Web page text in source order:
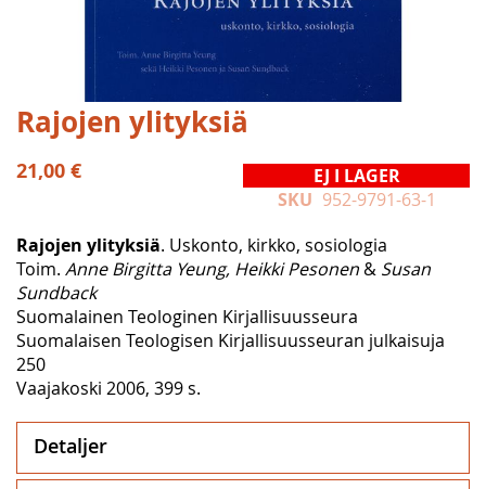
Hoppa
till
början
av
Rajojen ylityksiä
21,00 €
EJ I LAGER
SKU 952-9791-63-1
Rajojen ylityksiä. Uskonto, kirkko, sosiologia
Toim. Anne Birgitta Yeung, Heikki Pesonen & Susan
Sundback
Suomalainen Teologinen Kirjallisuusseura
Suomalaisen Teologisen Kirjallisuusseuran julkaisuja
250
Vaajakoski 2006, 399 s.
Detaljer